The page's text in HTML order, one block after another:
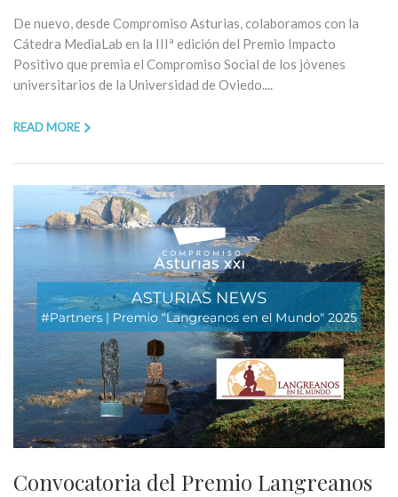
De nuevo, desde Compromiso Asturias, colaboramos con la
Cátedra MediaLab en la IIIª edición del Premio Impacto
Positivo que premia el Compromiso Social de los jóvenes
universitarios de la Universidad de Oviedo....
READ MORE
Convocatoria del Premio Langreanos